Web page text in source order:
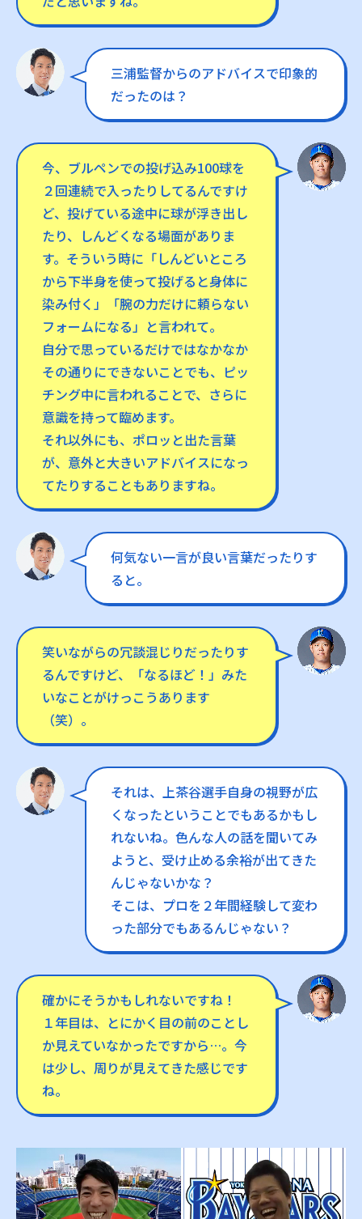
三浦監督からのアドバイスで印象的
だったのは？
今、ブルペンでの投げ込み100球を
２回連続で入ったりしてるんですけ
ど、投げている途中に球が浮き出し
たり、しんどくなる場面がありま
す。そういう時に「しんどいところ
から下半身を使って投げると身体に
染み付く」「腕の力だけに頼らない
フォームになる」と言われて。
自分で思っているだけではなかなか
その通りにできないことでも、ピッ
チング中に言われることで、さらに
意識を持って臨めます。
それ以外にも、ポロッと出た言葉
が、意外と大きいアドバイスになっ
てたりすることもありますね。
何気ない一言が良い言葉だったりす
ると。
笑いながらの冗談混じりだったりす
るんですけど、「なるほど！」みた
いなことがけっこうあります
（笑）。
それは、上茶谷選手自身の視野が広
くなったということでもあるかもし
れないね。色んな人の話を聞いてみ
ようと、受け止める余裕が出てきた
んじゃないかな？
そこは、プロを２年間経験して変わ
った部分でもあるんじゃない？
確かにそうかもしれないですね！
１年目は、とにかく目の前のことし
か見えていなかったですから…。今
は少し、周りが見えてきた感じです
ね。